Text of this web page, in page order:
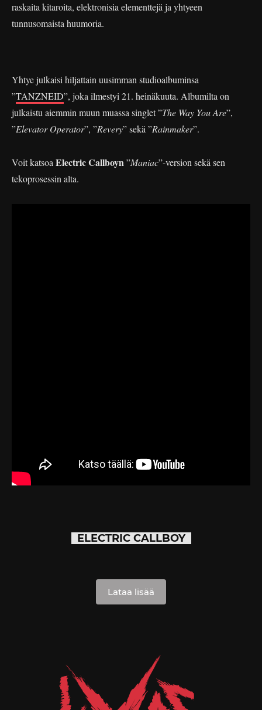
raskaita kitaroita, elektronisia elementtejä ja yhtyeen
tunnusomaista huumoria.
Yhtye julkaisi hiljattain uusimman studioalbuminsa
”TANZNEID”, joka ilmestyi 21. heinäkuuta. Albumilta on
julkaistu aiemmin muun muassa singlet ”The Way You Are”,
”Elevator Operator”, ”Revery” sekä ”Rainmaker”.
Voit katsoa Electric Callboyn”Maniac”-version sekä sen
tekoprosessin alta.
ELECTRIC CALLBOY
Lataa lisää